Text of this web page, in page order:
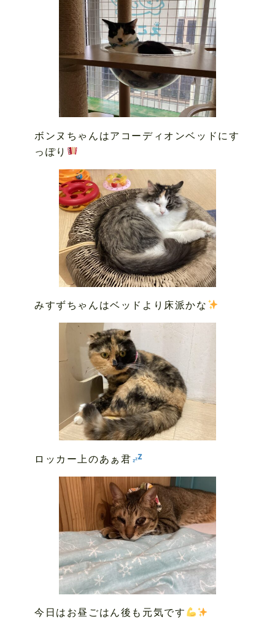
ボンヌちゃんはアコーディオンベッドにす
っぽり
みすずちゃんはベッドより床派かな
ロッカー上のあぁ君
今日はお昼ごはん後も元気です